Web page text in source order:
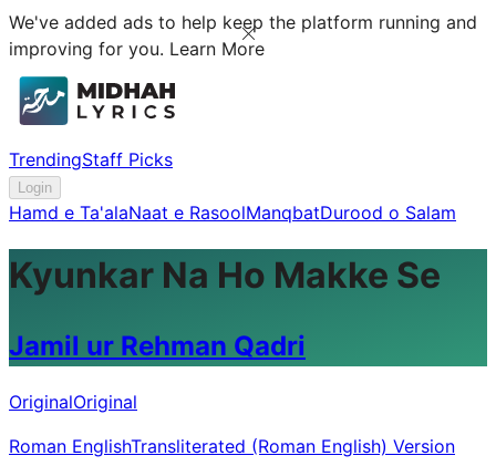
We've added ads to help keep the platform running and
improving for you. Learn More
TrendingStaff Picks
Login
Hamd e Ta'alaNaat e RasoolManqbatDurood o Salam
Kyunkar Na Ho Makke Se
Jamil ur Rehman Qadri
OriginalOriginal
Roman EnglishTransliterated (Roman English) Version